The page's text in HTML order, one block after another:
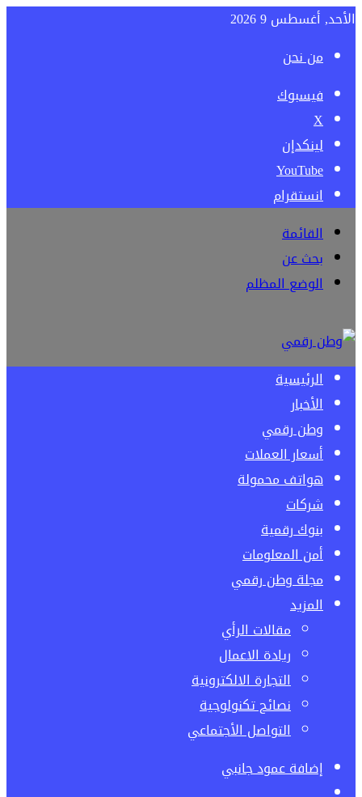
الأحد, أغسطس 9 2026
من نحن
فيسبوك
‫X
لينكدإن
‫YouTube
انستقرام
القائمة
بحث عن
الوضع المظلم
الرئيسية
الأخبار
وطن رقمي
أسعار العملات
هواتف محمولة
شركات
بنوك رقمية
أمن المعلومات
مجلة وطن رقمي
المزيد
مقالات الرأي
ريادة الاعمال
التجارة الالكترونية
نصائح تكنولوجية
التواصل الأجتماعي
إضافة عمود جانبي